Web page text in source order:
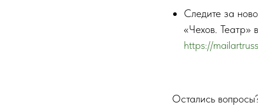
Следите за
«Чехов. Театр»
https://
Остались